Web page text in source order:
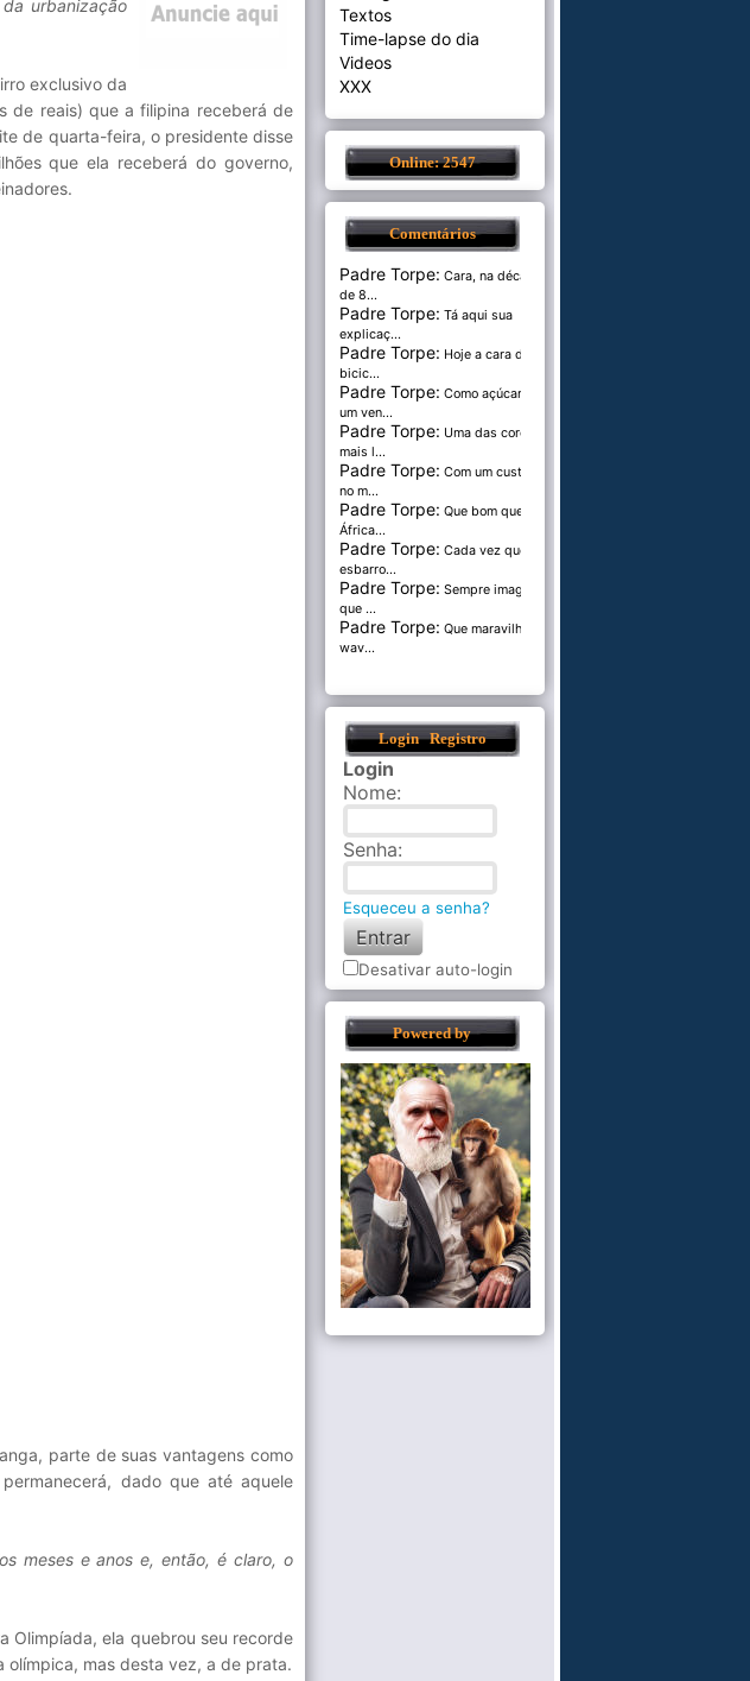
urbanização
exclusivo da
de reais) que a filipina receberá de
de quarta-feira, o presidente disse
que ela receberá do governo,
parte de suas vantagens como
dado que até aquele
meses e anos e, então, é claro, o
Olimpíada, ela quebrou seu recorde
olímpica, mas desta vez, a de prata.
Textos
Time-lapse do dia
Videos
XXX
Online: 2547
Comentários
Padre Torpe: Cara, na década
de 8...
Padre Torpe: Tá aqui sua
explicaç...
Padre Torpe: Hoje a cara de
bicic...
Padre Torpe: Como açúcar é
um ven...
Padre Torpe: Uma das cores
mais l...
Padre Torpe: Com um custo de
no m...
Padre Torpe: Que bom que a
África...
Padre Torpe: Cada vez que
esbarro...
Padre Torpe: Sempre imaginei
que ...
Padre Torpe: Que maravilha de
wav...
Login Registro
Login
Nome:
Senha:
Esqueceu a senha?
Desativar auto-login
Powered by